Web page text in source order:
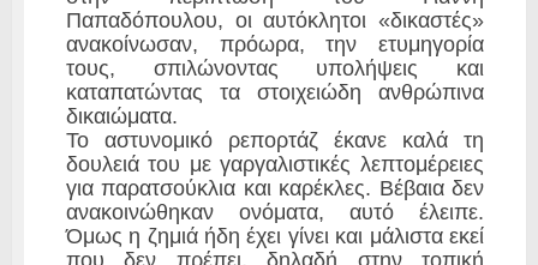
Παπαδόπουλου, οι αυτόκλητοι «δικαστές»
ανακοίνωσαν, πρόωρα, την ετυμηγορία
τους, σπιλώνοντας υπολήψεις και
καταπατώντας τα στοιχειώδη ανθρώπινα
δικαιώματα.
Το αστυνομικό ρεπορτάζ έκανε καλά τη
δουλειά του με γαργαλιστικές λεπτομέρειες
για παρατσούκλια και καρέκλες. Βέβαια δεν
ανακοινώθηκαν ονόματα, αυτό έλειπε.
Όμως η ζημιά ήδη έχει γίνει και μάλιστα εκεί
που δεν πρέπει, δηλαδή στην τοπική